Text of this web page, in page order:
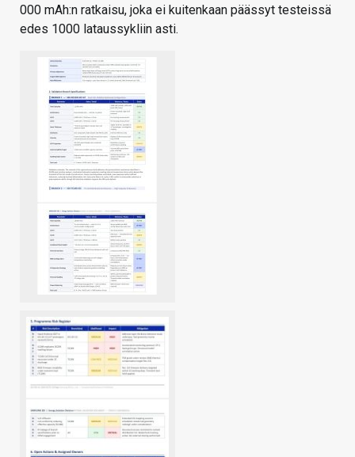
000 mAh:n ratkaisu, joka ei kuitenkaan päässyt testeissä
edes 1000 lataussykliin asti.